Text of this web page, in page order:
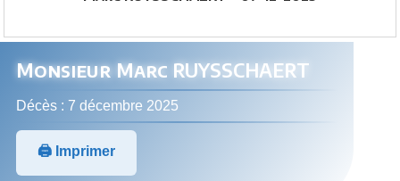
Monsieur Marc RUYSSCHAERT
Décès : 7 décembre 2025
🖨️ Imprimer